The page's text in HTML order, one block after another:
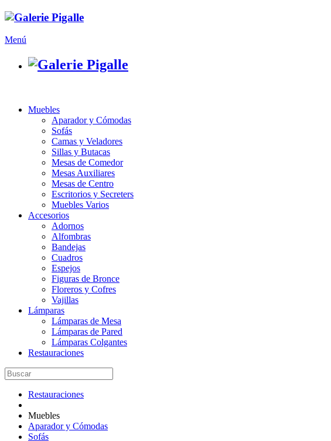
Menú
Muebles
Aparador y Cómodas
Sofás
Camas y Veladores
Sillas y Butacas
Mesas de Comedor
Mesas Auxiliares
Mesas de Centro
Escritorios y Secreters
Muebles Varios
Accesorios
Adornos
Alfombras
Bandejas
Cuadros
Espejos
Figuras de Bronce
Floreros y Cofres
Vajillas
Lámparas
Lámparas de Mesa
Lámparas de Pared
Lámparas Colgantes
Restauraciones
Restauraciones
Muebles
Aparador y Cómodas
Sofás